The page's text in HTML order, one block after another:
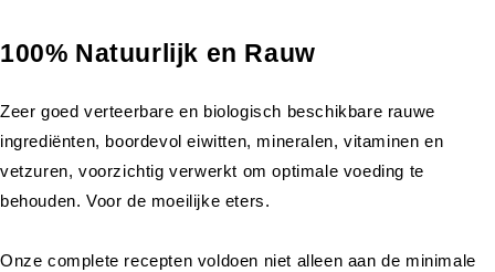
100% Natuurlijk en Rauw
Zeer goed verteerbare en biologisch beschikbare rauwe
ingrediënten, boordevol eiwitten, mineralen, vitaminen en
vetzuren, voorzichtig verwerkt om optimale voeding te
behouden. Voor de moeilijke eters.
Onze complete recepten voldoen niet alleen aan de minimale